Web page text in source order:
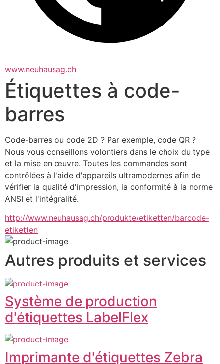
www.neuhausag.ch
Étiquettes à code-
barres
Code-barres ou code 2D ? Par exemple, code QR ?
Nous vous conseillons volontiers dans le choix du type
et la mise en œuvre. Toutes les commandes sont
contrôlées à l'aide d'appareils ultramodernes afin de
vérifier la qualité d'impression, la conformité à la norme
ANSI et l'intégralité.
http://www.neuhausag.ch/produkte/etiketten/barcode-
etiketten
Autres produits et services
Système de production
d'étiquettes LabelFlex
Imprimante d'étiquettes Zebra